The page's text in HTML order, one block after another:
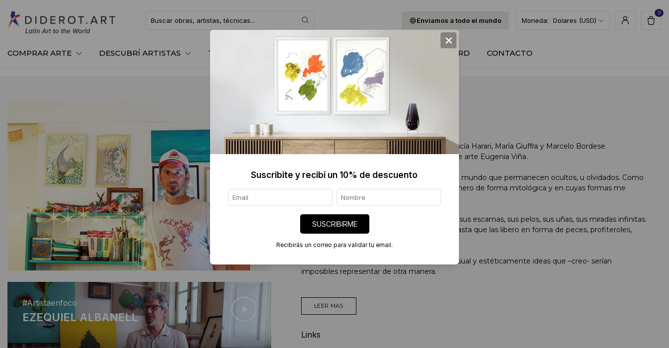
Enviamos a todo el mundo Moneda: Dolares (USD)
0
COMPRAR ARTE DESCUBRÍ ARTISTAS TE ASESORAMOS BLOG QUIENES SOMOS GIFT CARD CONTACTO
#Artistaenfoco
EZEQUIEL ALBANELL
Ezequiel Albanell
Estudió en los talleres de Verónica Gomez, Lucía Harari, María Giuffra y Marcelo Bordese.
Realizó clínica de obra con la artista y crítica de arte Eugenia Viña.
“Mi obra busca recuperar esos fragmentos del mundo que permanecen ocultos, u olvidados. Como
en lo mágico de los anfibios, animales que venero de forma mitológica y en cuyas formas me
Observo los detalles más sutiles: cada una de sus escamas, sus pelos, sus uñas, sus miradas infinitas.
Me detengo con las imagnes en mi mente hasta que las libero en forma de peces, profiteroles,
En mi caso, el Arte es una vía para expresar visual y estéticamente ideas que –creo- serían
imposibles representar de otra manera.
LEER MAS
Links
×
Suscribite y recibí un 10% de descuento
SUSCRIBIRME
Recibirás un correo para validar tu email.